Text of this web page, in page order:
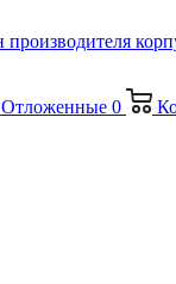
Отложенные 0